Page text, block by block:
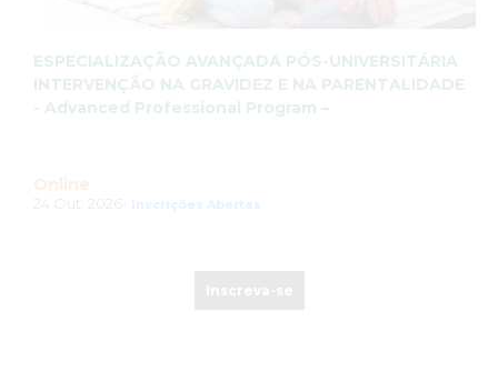
ESPECIALIZAÇÃO AVANÇADA PÓS-UNIVERSITÁRIA
INTERVENÇÃO NA GRAVIDEZ E NA PARENTALIDADE
- Advanced Professional Program –
Online
Inscrições Abertas